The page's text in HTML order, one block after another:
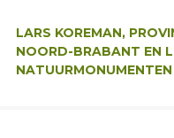
LARS KOREMAN,
NOORD-BRABANT EN
NATUURMONUMENTEN